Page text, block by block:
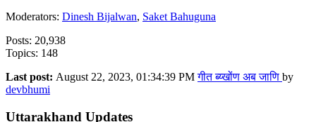
Moderators: Dinesh Bijalwan, Saket Bahuguna
Posts: 20,938
Topics: 148
Last post: August 22, 2023, 01:34:39 PMगीत ब्य्खोंण अब जाणि by
devbhumi
Uttarakhand Updates